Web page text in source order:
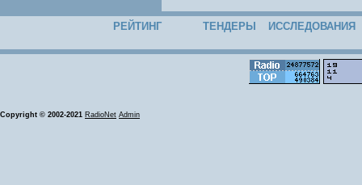
РЕЙТИНГ ТЕНДЕРЫ ИССЛЕДОВАНИЯ
Copyright © 2002-2021 RadioNet Admin